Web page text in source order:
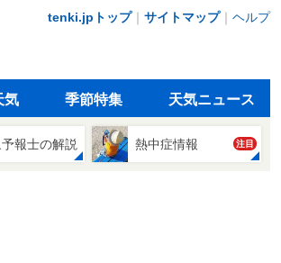
tenki.jpトップ｜ サイトマップ｜ ヘルプ
気 季節特集 天気ニュース
報士の解説 熱中症情報 注目